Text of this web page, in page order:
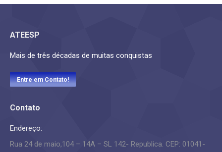
ATEESP
Mais de três décadas de muitas conquistas
Entre em Contato!
Contato
Endereço:
Rua 24 de maio,104 – 14A – SL 142- Republica. CEP: 01041-